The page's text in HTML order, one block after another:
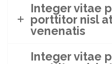
Integer vitae
porttitor nisl
venenatis
Integer vitae